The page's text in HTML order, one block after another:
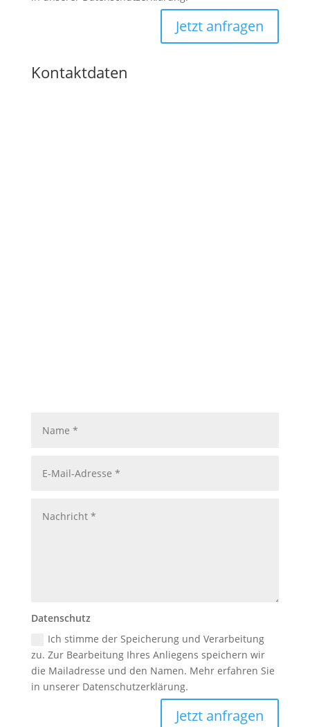
Jetzt anfragen
Kontaktdaten
Datenschutz
Ich stimme der Speicherung und Verarbeitung
zu. Zur Bearbeitung Ihres Anliegens speichern wir
die Mailadresse und den Namen. Mehr erfahren Sie
in unserer Datenschutzerklärung.
Jetzt anfragen